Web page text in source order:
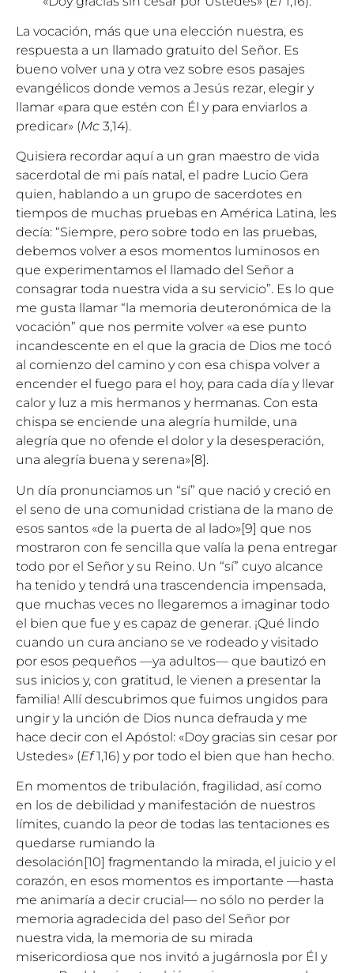
La vocación, más que una elección nuestra, es
respuesta a un llamado gratuito del Señor. Es
bueno volver una y otra vez sobre esos pasajes
evangélicos donde vemos a Jesús rezar, elegir y
llamar «para que estén con Él y para enviarlos a
predicar» (Mc 3,14).
Quisiera recordar aquí a un gran maestro de vida
sacerdotal de mi país natal, el padre Lucio Gera
quien, hablando a un grupo de sacerdotes en
tiempos de muchas pruebas en América Latina, les
decía: “Siempre, pero sobre todo en las pruebas,
debemos volver a esos momentos luminosos en
que experimentamos el llamado del Señor a
consagrar toda nuestra vida a su servicio”. Es lo que
me gusta llamar “la memoria deuteronómica de la
vocación” que nos permite volver «a ese punto
incandescente en el que la gracia de Dios me tocó
al comienzo del camino y con esa chispa volver a
encender el fuego para el hoy, para cada día y llevar
calor y luz a mis hermanos y hermanas. Con esta
chispa se enciende una alegría humilde, una
alegría que no ofende el dolor y la desesperación,
una alegría buena y serena»[8] .
Un día pronunciamos un “sí” que nació y creció en
el seno de una comunidad cristiana de la mano de
esos santos «de la puerta de al lado»[9] que nos
mostraron con fe sencilla que valía la pena entregar
todo por el Señor y su Reino. Un “sí” cuyo alcance
ha tenido y tendrá una trascendencia impensada,
que muchas veces no llegaremos a imaginar todo
el bien que fue y es capaz de generar. ¡Qué lindo
cuando un cura anciano se ve rodeado y visitado
por esos pequeños —ya adultos— que bautizó en
sus inicios y, con gratitud, le vienen a presentar la
familia! Allí descubrimos que fuimos ungidos para
ungir y la unción de Dios nunca defrauda y me
hace decir con el Apóstol: «Doy gracias sin cesar por
Ustedes» (Ef1,16) y por todo el bien que han hecho.
En momentos de tribulación, fragilidad, así como
en los de debilidad y manifestación de nuestros
límites, cuando la peor de todas las tentaciones es
quedarse rumiando la
desolación [10] fragmentando la mirada, el juicio y el
corazón, en esos momentos es importante —hasta
me animaría a decir crucial— no sólo no perder la
memoria agradecida del paso del Señor por
nuestra vida, la memoria de su mirada
misericordiosa que nos invitó a jugárnosla por Él y